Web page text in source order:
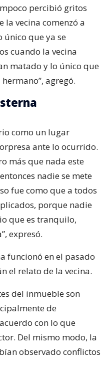
percibió gritos
la vecina comenzó a
único que ya se
cuando la vecina
matado y lo único que
agregó.
como un lugar
ante lo ocurrido.
más que nada este
nadie se mete
fue como que a todos
porque nadie
que es tranquilo,
expresó.
funcionó en el pasado
el relato de la vecina.
del inmueble son
de
con lo que
Del mismo modo, la
observado conflictos